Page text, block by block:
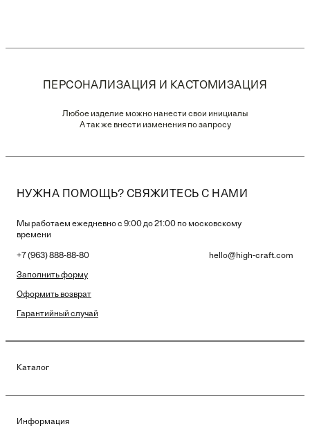
ПЕРСОНАЛИЗАЦИЯ И КАСТОМИЗАЦИЯ
Любое изделие можно нанести свои инициалы
А так же внести изменения по запросу
НУЖНА ПОМОЩЬ? СВЯЖИТЕСЬ С НАМИ
Мы работаем ежедневно с 9:00 до 21:00 по московскому
времени
+7 (963) 888-88-80 hello@high-craft.com
Заполнить форму
Оформить возврат
Гарантийный случай
Каталог
Информация